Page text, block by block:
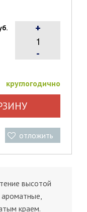
-
+
круглогодично
отложить
высотой
краем.